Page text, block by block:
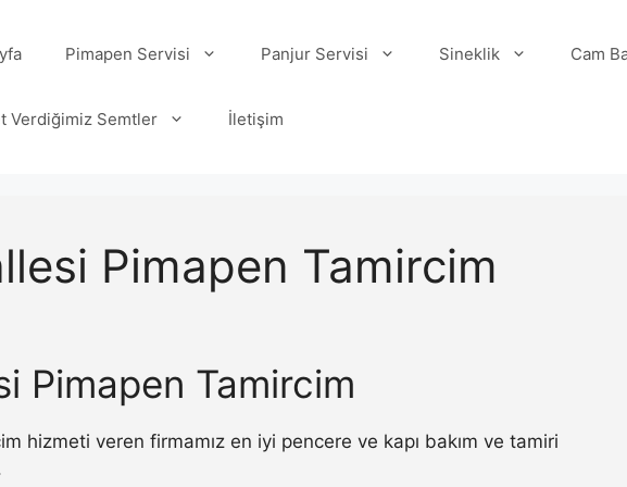
Pimapen Servisi Panjur Servisi Sineklik Cam
Verdiğimiz Semtler İletişim
Pimapen Tamircim
Pimapen Tamircim
hizmeti veren firmamız en iyi pencere ve kapı bakım ve tamiri